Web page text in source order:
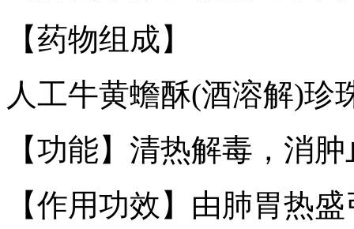
【药物组成】
人工牛黄蟾酥(酒溶解)珍
【功能】清热解毒，消
【作用功效】由肺胃热